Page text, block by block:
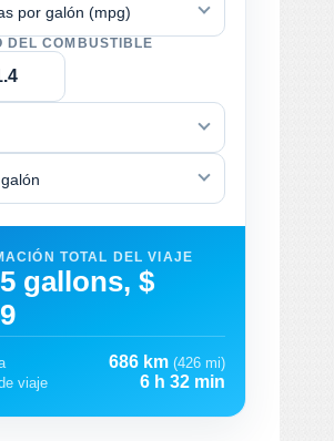
por galón (mpg)
DEL COMBUSTIBLE
TOTAL DEL VIAJE
gallons, $
686 km (426 mi)
viaje
6 h 32 min